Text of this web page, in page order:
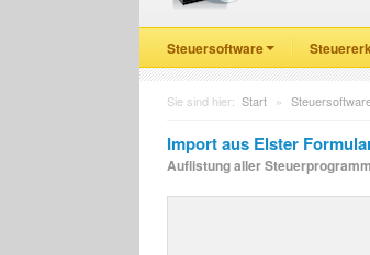
Steuersoftware
Sie sind hier: Start »
Import aus Elster
Auflistung aller